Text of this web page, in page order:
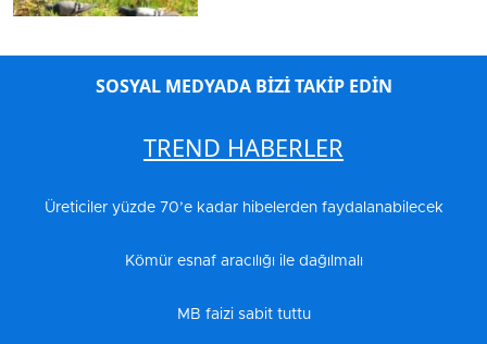
SOSYAL MEDYADA BİZİ TAKİP EDİN
TREND HABERLER
Üreticiler yüzde 70’e kadar hibelerden faydalanabilecek
Kömür esnaf aracılığı ile dağılmalı
MB faizi sabit tuttu